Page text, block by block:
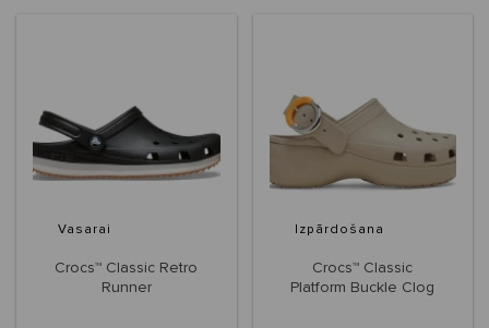
Vasarai
Crocs™ Classic Retro
Runner
Izpārdošana
Crocs™ Classic
Platform Buckle Clog